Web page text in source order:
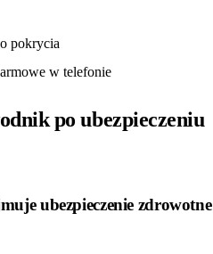
pokrycia
w telefonie
po ubezpieczeniu
ubezpieczenie zdrowotne